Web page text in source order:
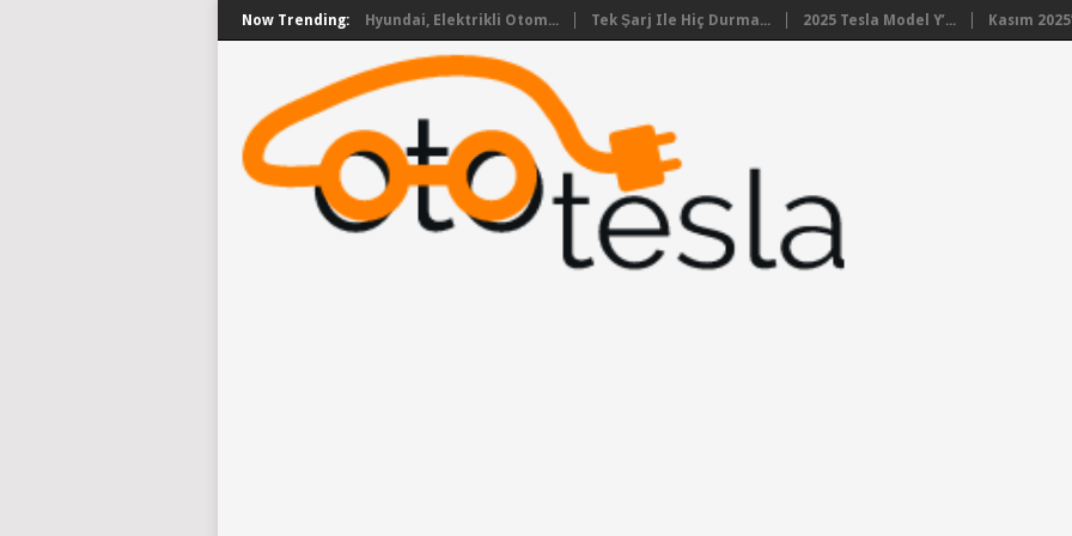
Now Trending: Hyundai, Elektrikli Otom... Tek Şarj Ile Hiç Durma... 2025 Tesla Model Y’... Kasım